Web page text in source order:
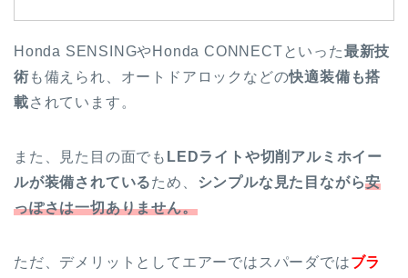
Honda SENSINGやHonda CONNECTといった最新技
術 も備えられ、オートドアロックなどの快適装備も搭
載されています。
また、見た目の面でも LEDライトや切削アルミホイー
ルが装備されているため、 シンプルな見た目ながら安
っぽさは一切ありません。
ただ、デメリットとしてエアーではスパーダではブラ